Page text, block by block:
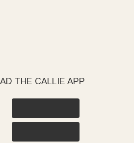
THE CALLIE APP